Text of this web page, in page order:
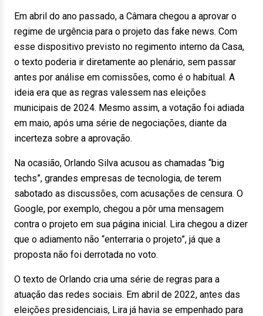
Em abril do ano passado, a Câmara chegou a aprovar o
regime de urgência para o projeto das fake news. Com
esse dispositivo previsto no regimento interno da Casa,
o texto poderia ir diretamente ao plenário, sem passar
antes por análise em comissões, como é o habitual. A
ideia era que as regras valessem nas eleições
municipais de 2024. Mesmo assim, a votação foi adiada
em maio, após uma série de negociações, diante da
incerteza sobre a aprovação.
Na ocasião, Orlando Silva acusou as chamadas “big
techs”, grandes empresas de tecnologia, de terem
sabotado as discussões, com acusações de censura. O
Google, por exemplo, chegou a pôr uma mensagem
contra o projeto em sua página inicial. Lira chegou a dizer
que o adiamento não “enterraria o projeto”, já que a
proposta não foi derrotada no voto.
O texto de Orlando cria uma série de regras para a
atuação das redes sociais. Em abril de 2022, antes das
eleições presidenciais, Lira já havia se empenhado para